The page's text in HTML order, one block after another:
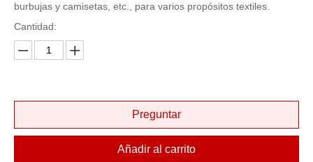
burbujas y camisetas, etc., para varios propósitos textiles.
Cantidad:
Preguntar
Añadir al carrito